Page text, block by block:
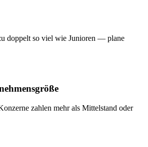
doppelt so viel wie Junioren — plane
zahlen mehr als Mittelstand oder